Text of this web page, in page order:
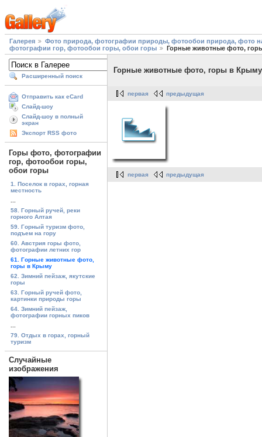
Галерея
Фото природа, фотографии природы, фотообои природа, фото
фотографии гор, фотообои горы, обои горы
Горные животные фото,
Расширенный поиск
Отправить как eCard
Слайд-шоу
Слайд-шоу в полный
экран
Экспорт RSS фото
Горы фото, фотографии
гор, фотообои горы,
обои горы
1. Поселок в горах, горная
местность
58. Горный ручей, реки
горного Алтая
59. Горный туризм фото,
подъем на гору
60. Австрия горы фото,
фотографии летних гор
61. Горные животные фото,
горы в Крыму
62. Зимний пейзаж, якутские
горы
63. Горный ручей фото,
картинки природы горы
64. Зимний пейзаж,
фотографии горных пиков
79. Отдых в горах, горный
туризм
Случайные
изображения
Горные животные фото, горы в Крыму
первая предыдущая
первая предыдущая